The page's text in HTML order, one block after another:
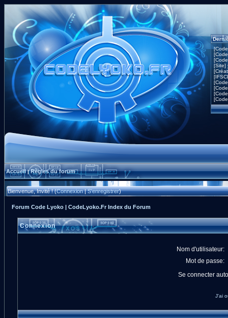
[Site]
Accueil|Règles du forum
Bienvenue, Invité ! (Connexion|S'enregistrer)
Forum Code Lyoko | CodeLyoko.Fr Index du Forum
Connexion
Nom d'utilisateur:
Mot de passe:
Se connecter
J'ai